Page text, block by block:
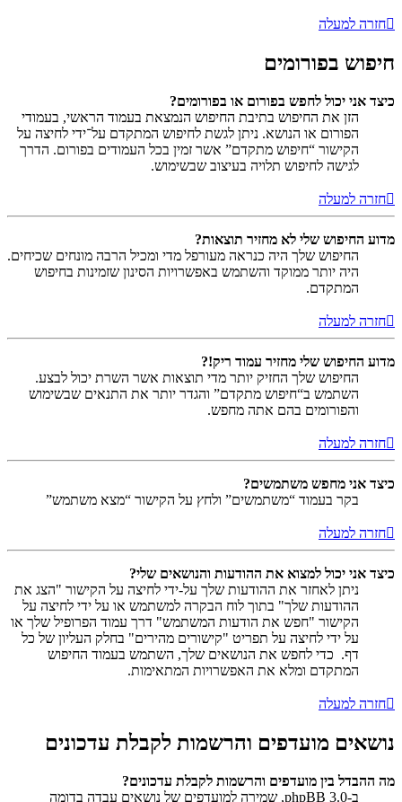
חזרה למעלה
חיפוש בפורומים
כיצד אני יכול לחפש בפורום או בפורומים?
הזן את החיפוש בתיבת החיפוש הנמצאת בעמוד הראשי, בעמודי
הפורום או הנושא. ניתן לגשת לחיפוש המתקדם על־ידי לחיצה על
הקישור “חיפוש מתקדם” אשר זמין בכל העמודים בפורום. הדרך
לגישה לחיפוש תלויה בעיצוב שבשימוש.
חזרה למעלה
מדוע החיפוש שלי לא מחזיר תוצאות?
החיפוש שלך היה כנראה מעורפל מדי ומכיל הרבה מונחים שכיחים.
היה יותר ממוקד והשתמש באפשרויות הסינון שזמינות בחיפוש
המתקדם.
חזרה למעלה
מדוע החיפוש שלי מחזיר עמוד ריק!?
החיפוש שלך החזיק יותר מדי תוצאות אשר השרת יכול לבצע.
השתמש ב“חיפוש מתקדם” והגדר יותר את התנאים שבשימוש
והפורומים בהם אתה מחפש.
חזרה למעלה
כיצד אני מחפש משתמשים?
בקר בעמוד “משתמשים” ולחץ על הקישור “מצא משתמש”
חזרה למעלה
כיצד אני יכול למצוא את ההודעות והנושאים שלי?
ניתן לאחזר את ההודעות שלך על-ידי לחיצה על הקישור "הצג את
ההודעות שלך" בתוך לוח הבקרה למשתמש או על ידי לחיצה על
הקישור "חפש את הודעות המשתמש" דרך עמוד הפרופיל שלך או
על ידי לחיצה על תפריט "קישורים מהירים" בחלק העליון של כל
דף. כדי לחפש את הנושאים שלך, השתמש בעמוד החיפוש
המתקדם ומלא את האפשרויות המתאימות.
חזרה למעלה
נושאים מועדפים והרשמות לקבלת עדכונים
מה ההבדל בין מועדפים והרשמות לקבלת עדכונים?
ב-phpBB 3.0, שמירה למועדפים של נושאים עבדה בדומה